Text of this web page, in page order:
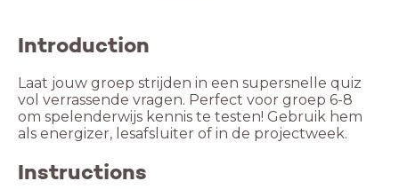
Introduction
Laat jouw groep strijden in een supersnelle quiz
vol verrassende vragen. Perfect voor groep 6-8
om spelenderwijs kennis te testen! Gebruik hem
als energizer, lesafsluiter of in de projectweek.
Instructions